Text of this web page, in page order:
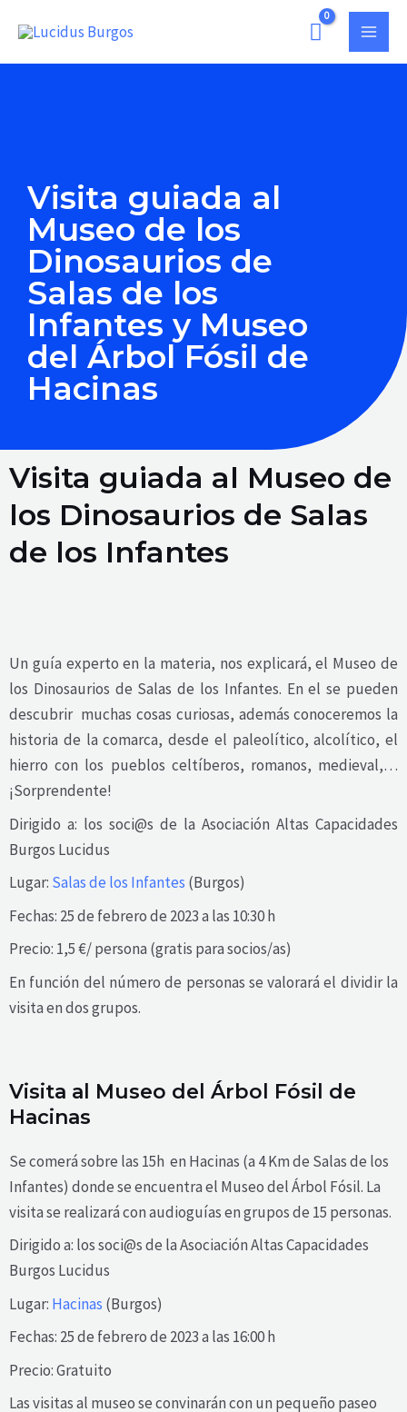
contenido
Visita guiada al
Museo de los
Dinosaurios de
Salas de los
Infantes y Museo
del Árbol Fósil de
Hacinas
Visita guiada al Museo de
los Dinosaurios de Salas
de los Infantes
Un guía experto en la materia, nos explicará, el Museo de
los Dinosaurios de Salas de los Infantes. En el se pueden
descubrir muchas cosas curiosas, además conoceremos la
historia de la comarca, desde el paleolítico, alcolítico, el
hierro con los pueblos celtíberos, romanos, medieval,…
¡Sorprendente!
Dirigido a: los soci@s de la Asociación Altas Capacidades
Burgos Lucidus
Lugar: Salas de los Infantes (Burgos)
Fechas: 25 de febrero de 2023 a las 10:30 h
Precio: 1,5 €/ persona (gratis para socios/as)
En función del número de personas se valorará el dividir la
visita en dos grupos.
Visita al Museo del Árbol Fósil de
Hacinas
Se comerá sobre las 15h en Hacinas (a 4 Km de Salas de los
Infantes) donde se encuentra el Museo del Árbol Fósil. La
visita se realizará con audioguías en grupos de 15 personas.
Dirigido a: los soci@s de la Asociación Altas Capacidades
Burgos Lucidus
Lugar: Hacinas (Burgos)
Fechas: 25 de febrero de 2023 a las 16:00 h
Precio: Gratuito
Las visitas al museo se convinarán con un pequeño paseo